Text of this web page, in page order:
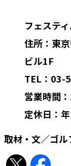
フェステ
住所：東
ビル1F
TEL：03-
営業時間
定休日：
取材・文／ゴ